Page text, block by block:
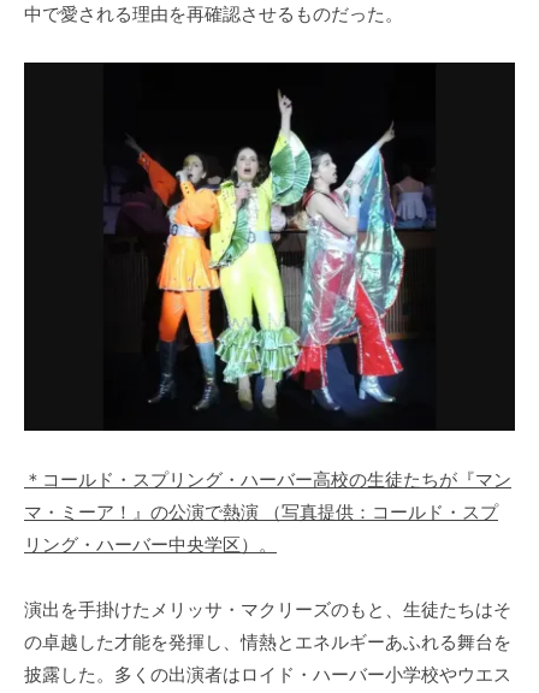
中で愛される理由を再確認させるものだった。
＊コールド・スプリング・ハーバー高校の生徒たちが『マン
マ・ミーア！』の公演で熱演 （写真提供：コールド・スプ
リング・ハーバー中央学区）。
演出を手掛けたメリッサ・マクリーズのもと、生徒たちはそ
の卓越した才能を発揮し、情熱とエネルギーあふれる舞台を
披露した。多くの出演者はロイド・ハーバー小学校やウエス